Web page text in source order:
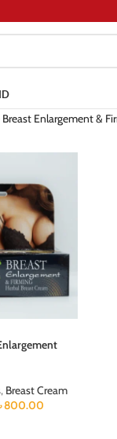
Enlargement &
, Breast Cream
800.00